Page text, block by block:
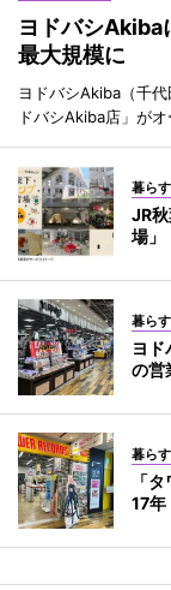
ヨドバシ
最大規模に
ヨドバシAkiba（千
ドバシAkiba店」がオ
暮ら
JR
場
暮ら
ヨ
の営
暮ら
「
17年